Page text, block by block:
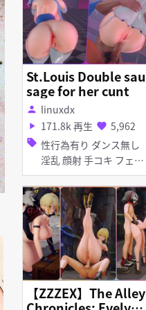
St.Louis Double sau
sage for her cunt
person linuxdx
play_arrow 171.8k 再生 favorite 5,962
sell 性行為有り ダンス無し
淫乱 顔射 手コキ フェラ
乱交
【ZZZEX】The Alley